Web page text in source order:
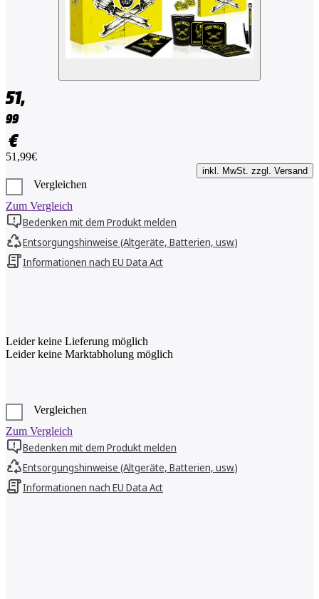
51,
99
€
51,99€
inkl. MwSt. zzgl. Versand
Vergleichen
Zum Vergleich
Bedenken mit dem Produkt melden
Entsorgungshinweise (Altgeräte, Batterien, usw.)
Informationen nach EU Data Act
Leider keine Lieferung möglich
Leider keine Marktabholung möglich
Vergleichen
Zum Vergleich
Bedenken mit dem Produkt melden
Entsorgungshinweise (Altgeräte, Batterien, usw.)
Informationen nach EU Data Act